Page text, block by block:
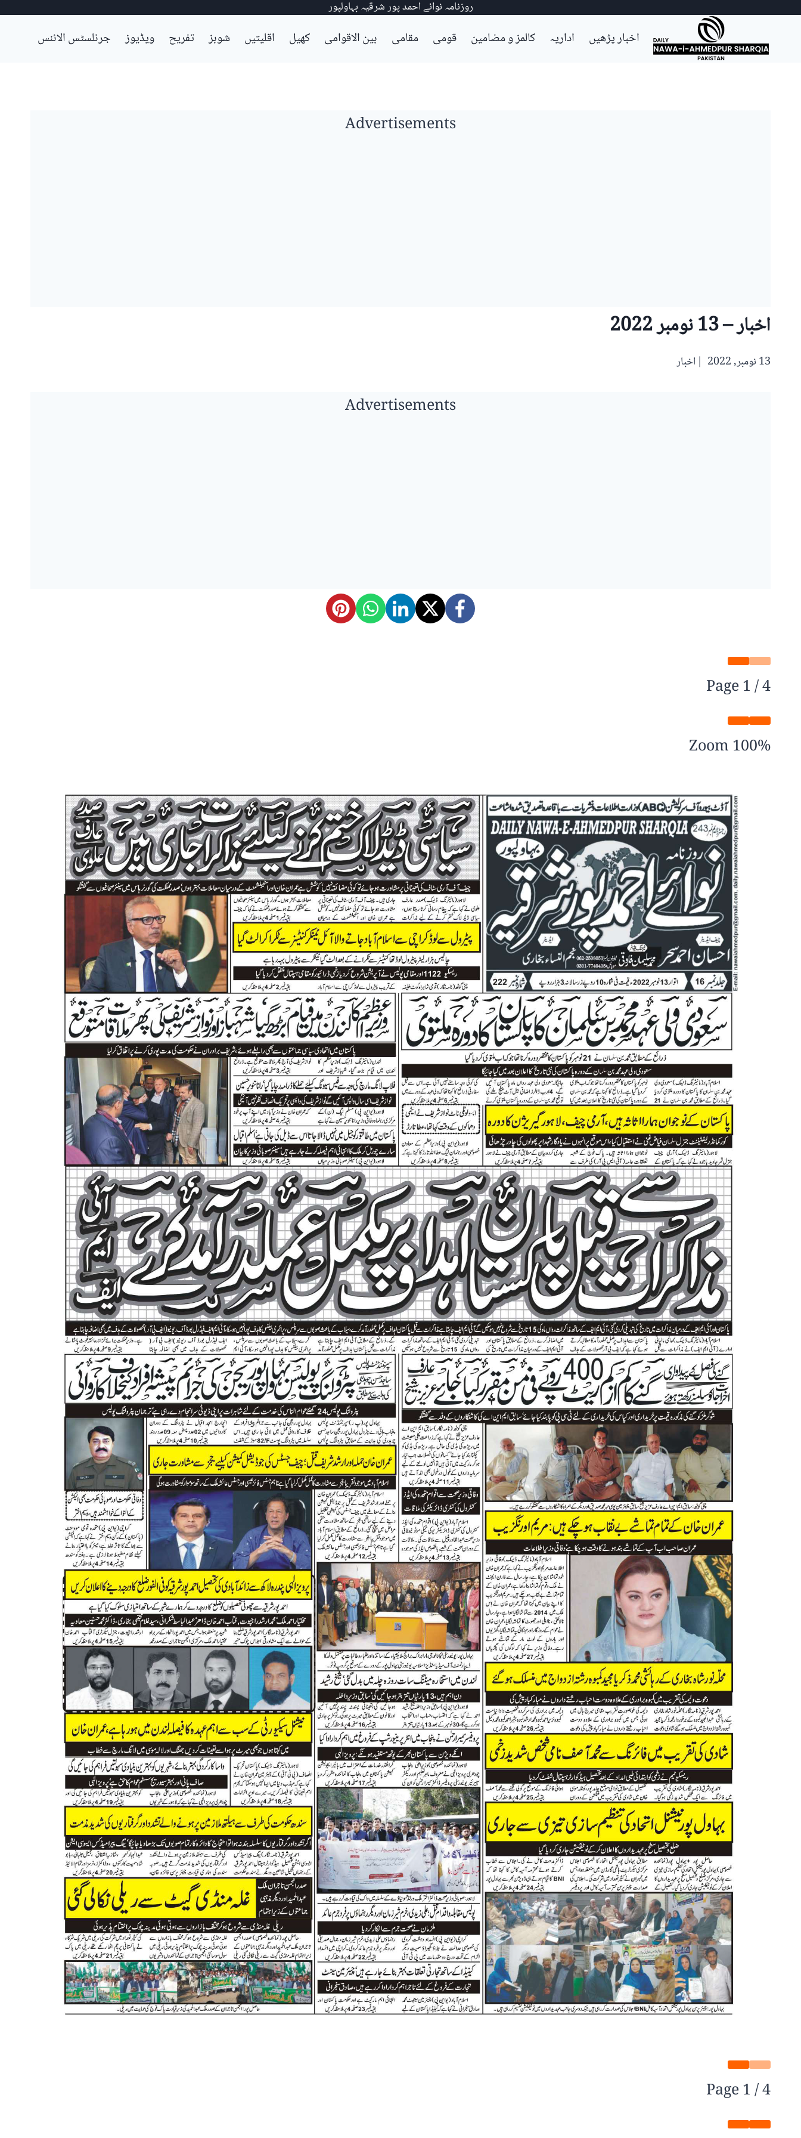
Skip
روزنامہ نوائے احمد پور شرقیہ بہاولپور
اخبار پڑھیں اداریہ کالمز و مضامین قومی مقامی بین الاقوامی کھیل اقلیتیں شوبز تفریح ویڈیوز جرنلسٹس الائنس
Advertisements
اخبار – 13 نومبر 2022
13 نومبر, 2022 اخبار
Advertisements
Page1/4
Zoom100%
Page1/4